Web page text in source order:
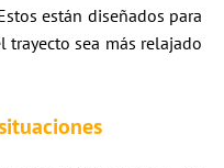
están diseñados para
trayecto sea más relajado